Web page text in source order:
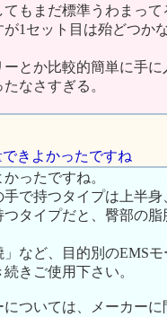
もまだ標準うわまっ
1セット目は殆どつか
とか比較的簡単に手
なさすぎる。
きよかったですね
ったですね。
で持つタイプは上半
タイプだと、臀部の
」など、目的別のEMS
きご使用下さい。
ついては、メーカー